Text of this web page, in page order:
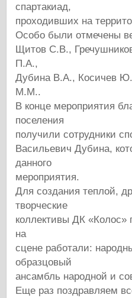
спартакиад,
проходивших на
Особо были отмечены
Щитов С.В.,
П.А.,
Дубина В.А., Косичев
М.М..
В конце мероприятия
поселения
получили сотрудники
Васильевич Дубина,
данного
мероприятия.
Для создания теплой,
творческие
коллективы ДК «Колос»
на
сцене работали:
образцовый
ансамбль народной и
Еще раз поздравляем